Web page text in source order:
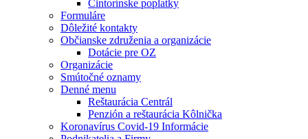
Cintorínske poplatky
Formuláre
Dôležité kontakty
Občianske združenia a organizácie
Dotácie pre OZ
Organizácie
Smútočné oznamy
Denné menu
Reštaurácia Centrál
Penzión a reštaurácia Kôlnička
Koronavírus Covid-19 Informácie